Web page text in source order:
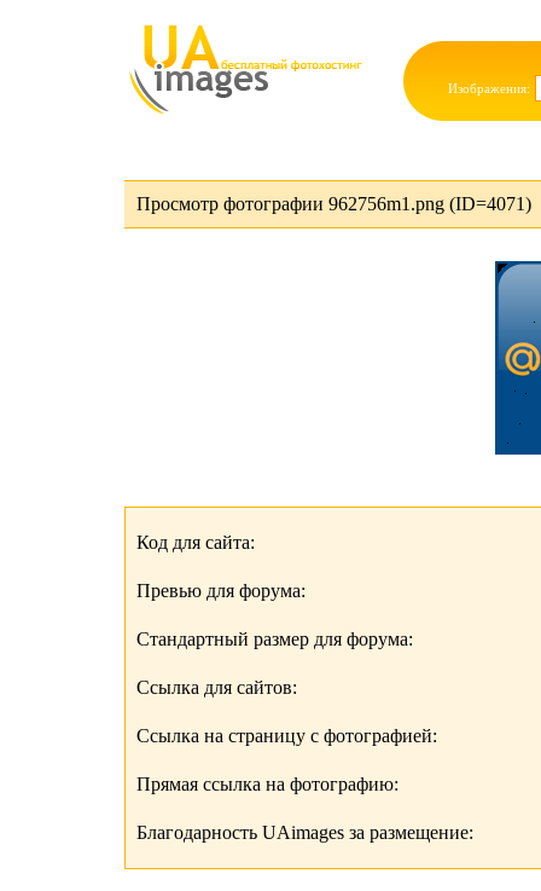
Изображения:
Просмотр фотографии 962756m1.png (ID=4071)
Код для сайта:
Превью для форума:
Стандартный размер для форума:
Ссылка для сайтов:
Ссылка на страницу с фотографией:
Прямая ссылка на фотографию:
Благодарность UAimages за размещение: